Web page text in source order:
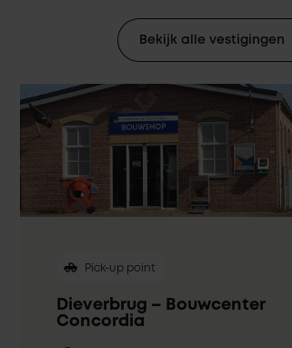
Bekijk alle vestigingen
Pick-up point
Dieverbrug – Bouwcenter
Concordia